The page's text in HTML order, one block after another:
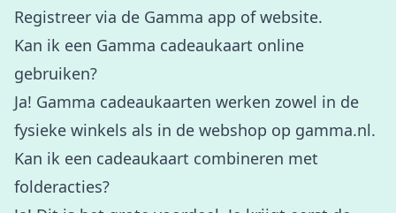
Registreer via de Gamma app of website.
Kan ik een Gamma cadeaukaart online
gebruiken?
Ja! Gamma cadeaukaarten werken zowel in de
fysieke winkels als in de webshop op gamma.nl.
Kan ik een cadeaukaart combineren met
folderacties?